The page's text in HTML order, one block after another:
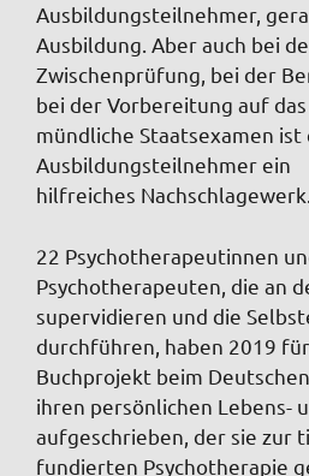
Ausbildungsteilnehmer,
Ausbildung. Aber auch bei
Zwischenprüfung, bei der
bei der Vorbereitung auf
mündliche Staatsexamen
Ausbildungsteilnehmer ein
hilfreiches Nachschlagewerk.
22 Psychotherapeutinnen
Psychotherapeuten, die an
supervidieren und die
durchführen, haben 2019
Buchprojekt beim
ihren persönlichen Lebens-
aufgeschrieben, der sie zur
fundierten Psychotherapie